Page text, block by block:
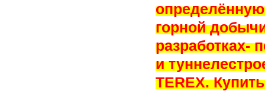
горной
разработках-
и
TEREX.